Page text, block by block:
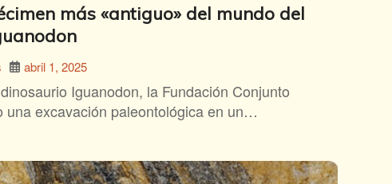
más «antiguo» del mundo del
abril 1, 2025
Iguanodon, la Fundación Conjunto
una excavación paleontológica en un…